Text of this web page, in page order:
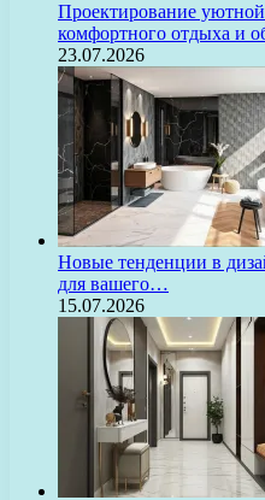
Проектирование
комфортного отдыха и
23.07.2026
Новые тенденции в
для вашего…
15.07.2026